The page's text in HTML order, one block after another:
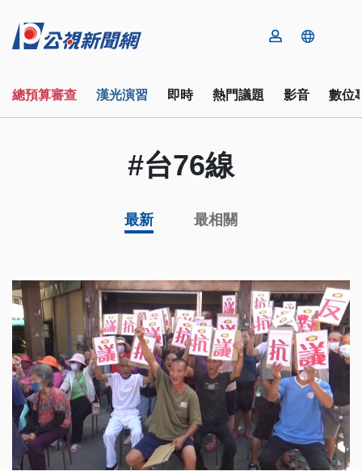
總預算審查 漢光演習 即時 熱門議題 影音 數位
#台76線
最新 最相關